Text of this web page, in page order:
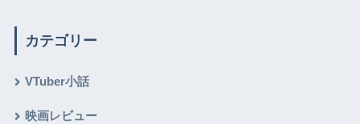
カテゴリー
VTuber小話
映画レビュー